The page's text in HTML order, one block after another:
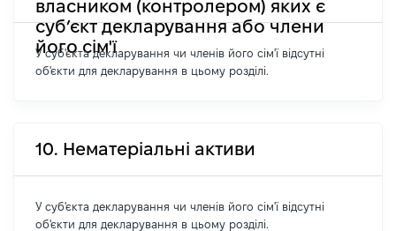
власником (контролером) яких є
суб’єкт декларування або члени
його сім'ї
У суб'єкта декларування чи членів його сім'ї відсутні
об'єкти для декларування в цьому розділі.
10. Нематеріальні активи
У суб'єкта декларування чи членів його сім'ї відсутні
об'єкти для декларування в цьому розділі.